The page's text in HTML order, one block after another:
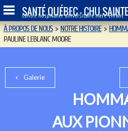
SANTÉ QUÉBEC - CHU
Centre hospitalier universitaire mère-enfant
À PROPOS DE NOUS>NOTRE HISTOIRE>
PAULINE LEBLANC MOORE
Galerie
AUX